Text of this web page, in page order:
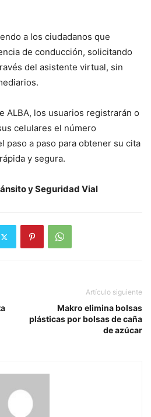
a los ciudadanos que
de conducción, solicitando
del asistente virtual, sin
ALBA, los usuarios registrarán o
celulares el número
paso a paso para obtener su cita
y segura.
y Seguridad Vial
Artículo siguiente
Makro elimina bolsas
plásticas por bolsas de caña
de azúcar